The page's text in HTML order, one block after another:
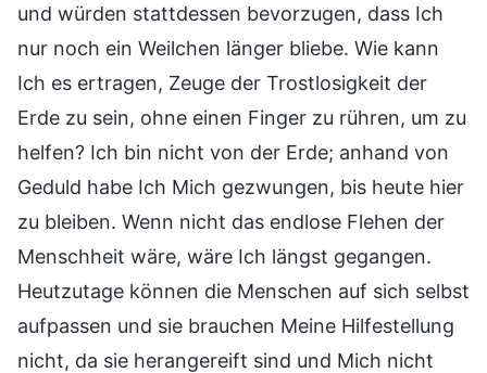
und würden stattdessen bevorzugen, dass Ich
nur noch ein Weilchen länger bliebe. Wie kann
Ich es ertragen, Zeuge der Trostlosigkeit der
Erde zu sein, ohne einen Finger zu rühren, um zu
helfen? Ich bin nicht von der Erde; anhand von
Geduld habe Ich Mich gezwungen, bis heute hier
zu bleiben. Wenn nicht das endlose Flehen der
Menschheit wäre, wäre Ich längst gegangen.
Heutzutage können die Menschen auf sich selbst
aufpassen und sie brauchen Meine Hilfestellung
nicht, da sie herangereift sind und Mich nicht